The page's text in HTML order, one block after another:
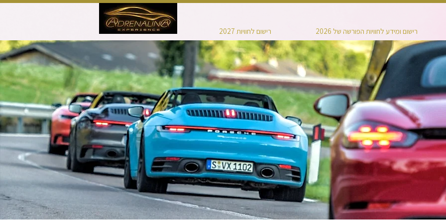
רישום לחוויות 2027 רישום ומידע לחוויות הפורשה של 2026